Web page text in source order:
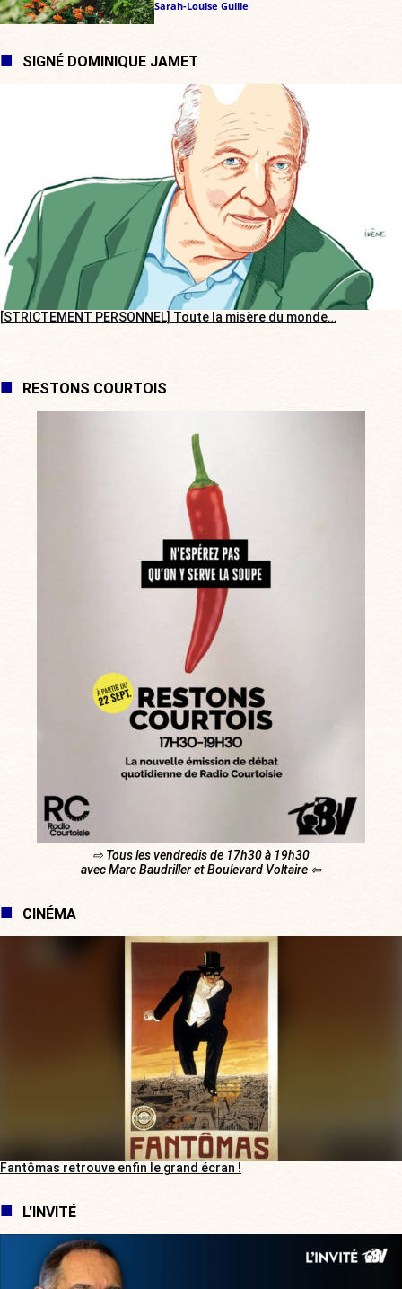
Sarah-Louise Guille
SIGNÉ DOMINIQUE JAMET
[STRICTEMENT PERSONNEL] Toute la misère du monde…
RESTONS COURTOIS
⇨ Tous les vendredis de 17h30 à 19h30
avec Marc Baudriller et Boulevard Voltaire ⇦
CINÉMA
Fantômas retrouve enfin le grand écran !
L'INVITÉ